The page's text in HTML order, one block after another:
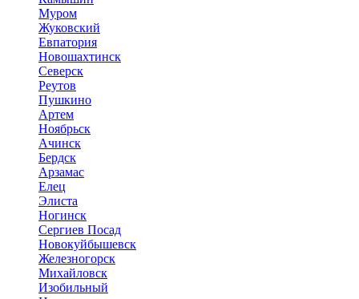
Муром
Жуковский
Евпатория
Новошахтинск
Северск
Реутов
Пушкино
Артем
Ноябрьск
Ачинск
Бердск
Арзамас
Елец
Элиста
Ногинск
Сергиев Посад
Новокуйбышевск
Железногорск
Михайловск
Изобильный